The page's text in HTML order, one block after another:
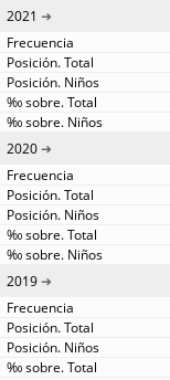
2021
2020
2019